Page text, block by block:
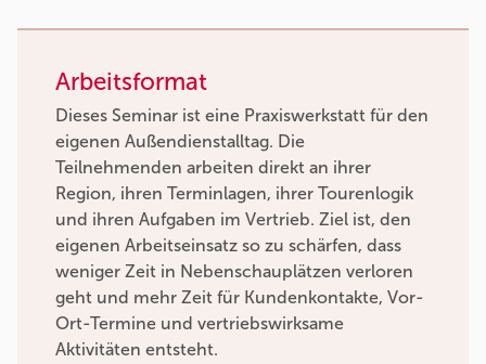
Arbeitsformat
Dieses Seminar ist eine Praxiswerkstatt für den
eigenen Außendienstalltag. Die
Teilnehmenden arbeiten direkt an ihrer
Region, ihren Terminlagen, ihrer Tourenlogik
und ihren Aufgaben im Vertrieb. Ziel ist, den
eigenen Arbeitseinsatz so zu schärfen, dass
weniger Zeit in Nebenschauplätzen verloren
geht und mehr Zeit für Kundenkontakte, Vor-
Ort-Termine und vertriebswirksame
Aktivitäten entsteht.